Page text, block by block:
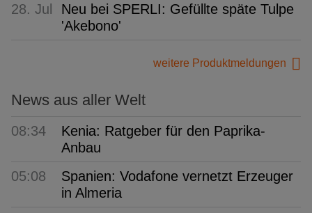
28. Jul
Neu bei SPERLI: Gefüllte späte Tulpe
'Akebono'
weitere Produktmeldungen
News aus aller Welt
08:34
Kenia: Ratgeber für den Paprika-
Anbau
05:08
Spanien: Vodafone vernetzt Erzeuger
in Almeria